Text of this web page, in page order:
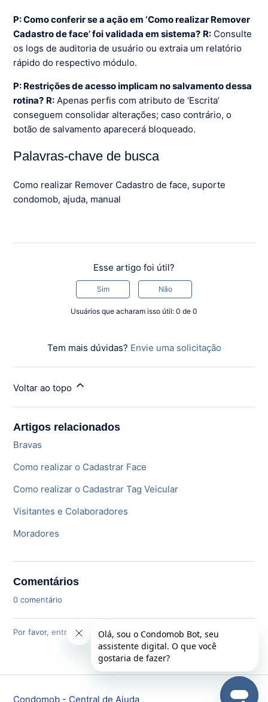
P: Como conferir se a ação em ‘Como realizar Remover
Cadastro de face’ foi validada em sistema? R: Consulte
os logs de auditoria de usuário ou extraia um relatório
rápido do respectivo módulo.
P: Restrições de acesso implicam no salvamento dessa
rotina? R: Apenas perfis com atributo de ‘Escrita’
conseguem consolidar alterações; caso contrário, o
botão de salvamento aparecerá bloqueado.
Palavras-chave de busca
Como realizar Remover Cadastro de face, suporte
condomob, ajuda, manual
Esse artigo foi útil?
Sim Não
Usuários que acharam isso útil: 0 de 0
Tem mais dúvidas? Envie uma solicitação
Voltar ao topo
Artigos relacionados
Bravas
Como realizar o Cadastrar Face
Como realizar o Cadastrar Tag Veicular
Visitantes e Colaboradores
Moradores
Comentários
0 comentário
Por favor,entre para comentar.
Condomob - Central de Ajuda